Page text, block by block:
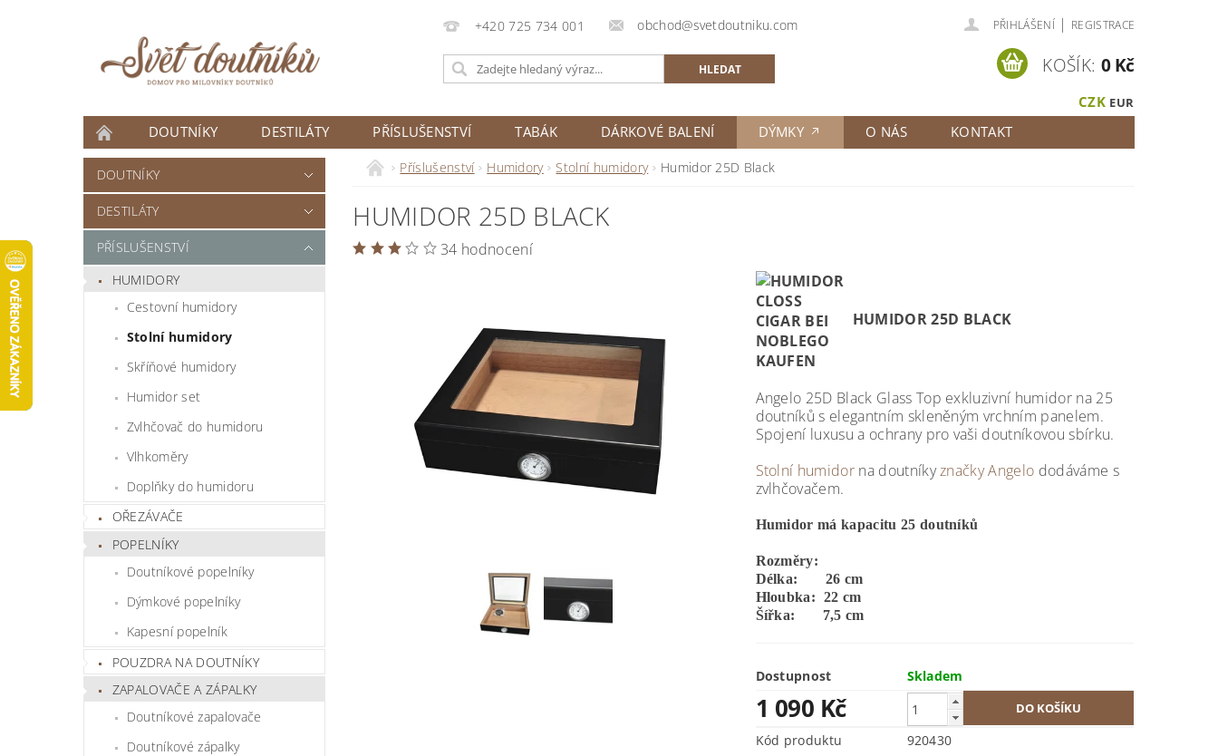
+420 725 734 001 obchod@svetdoutniku.com PŘIHLÁŠENÍ | REGISTRACE
CZK EUR
KOŠÍK: 0 Kč
DOUTNÍKY DESTILÁTY PŘÍSLUŠENSTVÍ TABÁK DÁRKOVÉ BALENÍ DÝMKY O NÁS
KONTAKT
ČLÁNKY
DOUTNÍKY
DESTILÁTY
PŘÍSLUŠENSTVÍ
HUMIDORY
Cestovní humidory
Stolní humidory
Skříňové humidory
Humidor set
Zvlhčovač do humidoru
Vlhkoměry
Doplňky do humidoru
OŘEZÁVAČE
POPELNÍKY
Doutníkové popelníky
Dýmkové popelníky
Kapesní popelník
POUZDRA NA DOUTNÍKY
ZAPALOVAČE A ZÁPALKY
Doutníkové zapalovače
Doutníkové zápalky
Příslušenství Humidory Stolní humidory Humidor 25D Black
HUMIDOR 25D BLACK
34 hodnocení
HUMIDOR 25D BLACK
Angelo 25D Black Glass Top exkluzivní humidor na 25
doutníků s elegantním skleněným vrchním panelem.
Spojení luxusu a ochrany pro vaši doutníkovou sbírku.
Stolní humidor na doutníkyznačky Angelo dodáváme s
zvlhčovačem.
Humidor má kapacitu 25 doutníků
Rozměry:
Délka: 26 cm
Hloubka: 22 cm
Šířka: 7,5 cm
Dostupnost Skladem
1 090 Kč
Kód produktu 920430